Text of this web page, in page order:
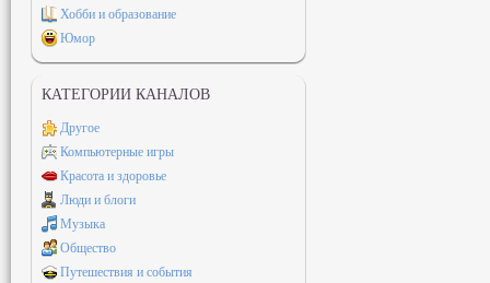
Хобби и образование
Юмор
КАТЕГОРИИ КАНАЛОВ
Другое
Компьютерные игры
Красота и здоровье
Люди и блоги
Музыка
Общество
Путешествия и события